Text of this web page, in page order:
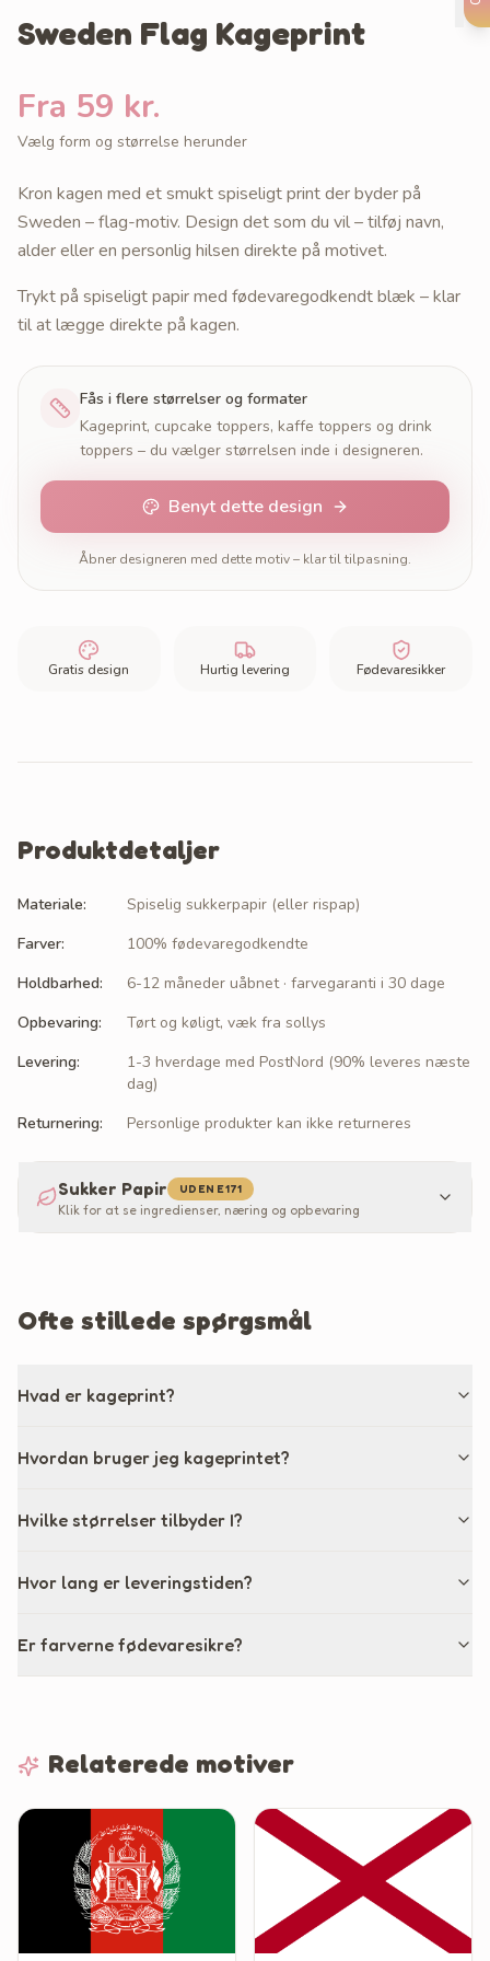
Sweden Flag Kageprint
Fra 59 kr.
Vælg form og størrelse herunder
Kron kagen med et smukt spiseligt print der byder på
Sweden – flag-motiv. Design det som du vil – tilføj navn,
alder eller en personlig hilsen direkte på motivet.
Trykt på spiseligt papir med fødevaregodkendt blæk – klar
til at lægge direkte på kagen.
Fås i flere størrelser og formater
Kageprint, cupcake toppers, kaffe toppers og drink
toppers – du vælger størrelsen inde i designeren.
Benyt dette design
Åbner designeren med dette motiv – klar til tilpasning.
Gratis design Hurtig levering Fødevaresikker
Produktdetaljer
Materiale:
Spiselig sukkerpapir (eller rispap)
Farver:
100% fødevaregodkendte
Holdbarhed:
6-12 måneder uåbnet · farvegaranti i 30 dage
Opbevaring:
Tørt og køligt, væk fra sollys
Levering:
1-3 hverdage med PostNord (90% leveres næste
dag)
Returnering: Personlige produkter kan ikke returneres
Sukker Papir UDEN E171
Klik for at se ingredienser, næring og opbevaring
Ofte stillede spørgsmål
Hvad er kageprint?
Hvordan bruger jeg kageprintet?
Hvilke størrelser tilbyder I?
Hvor lang er leveringstiden?
Er farverne fødevaresikre?
Relaterede motiver